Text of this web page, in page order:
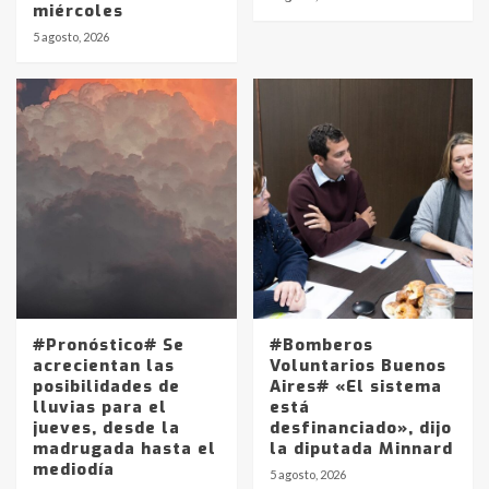
miércoles
5 agosto, 2026
#Pronóstico# Se
acrecientan las
posibilidades de
lluvias para el
jueves, desde la
madrugada hasta el
mediodía
#Bomberos
Voluntarios Buenos
Aires# «El sistema
está
desfinanciado», dijo
la diputada Minnard
5 agosto, 2026